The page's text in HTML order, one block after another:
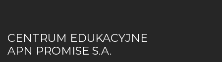
CENTRUM EDUKACYJNE
APN PROMISE S.A.